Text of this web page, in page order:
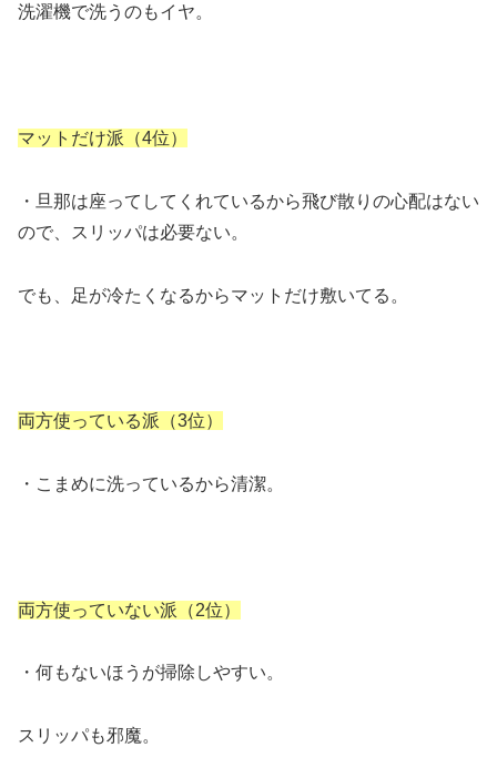
洗濯機で洗うのもイヤ。
マットだけ派（4位）
・旦那は座ってしてくれているから飛び散りの心配はない
ので、スリッパは必要ない。
でも、足が冷たくなるからマットだけ敷いてる。
両方使っている派（3位）
・こまめに洗っているから清潔。
両方使っていない派（2位）
・何もないほうが掃除しやすい。
スリッパも邪魔。